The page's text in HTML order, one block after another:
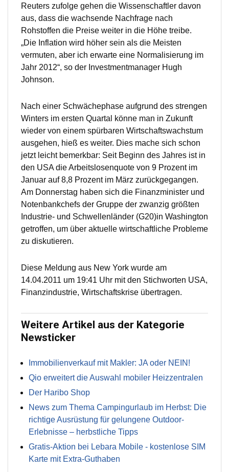
Reuters zufolge gehen die Wissenschaftler davon
aus, dass die wachsende Nachfrage nach
Rohstoffen die Preise weiter in die Höhe treibe.
„Die Inflation wird höher sein als die Meisten
vermuten, aber ich erwarte eine Normalisierung im
Jahr 2012“, so der Investmentmanager Hugh
Johnson.
Nach einer Schwächephase aufgrund des strengen
Winters im ersten Quartal könne man in Zukunft
wieder von einem spürbaren Wirtschaftswachstum
ausgehen, hieß es weiter. Dies mache sich schon
jetzt leicht bemerkbar: Seit Beginn des Jahres ist in
den USA die Arbeitslosenquote von 9 Prozent im
Januar auf 8,8 Prozent im März zurückgegangen.
Am Donnerstag haben sich die Finanzminister und
Notenbankchefs der Gruppe der zwanzig größten
Industrie- und Schwellenländer (G20)in Washington
getroffen, um über aktuelle wirtschaftliche Probleme
zu diskutieren.
Diese Meldung aus New York wurde am
14.04.2011 um 19:41 Uhr mit den Stichworten USA,
Finanzindustrie, Wirtschaftskrise übertragen.
Weitere Artikel aus der Kategorie
Newsticker
Immobilienverkauf mit Makler: JA oder NEIN!
Qio erweitert die Auswahl mobiler Heizzentralen
Der Haribo Shop
News zum Thema Campingurlaub im Herbst: Die
richtige Ausrüstung für gelungene Outdoor-
Erlebnisse – herbstliche Tipps
Gratis-Aktion bei Lebara Mobile - kostenlose SIM
Karte mit Extra-Guthaben